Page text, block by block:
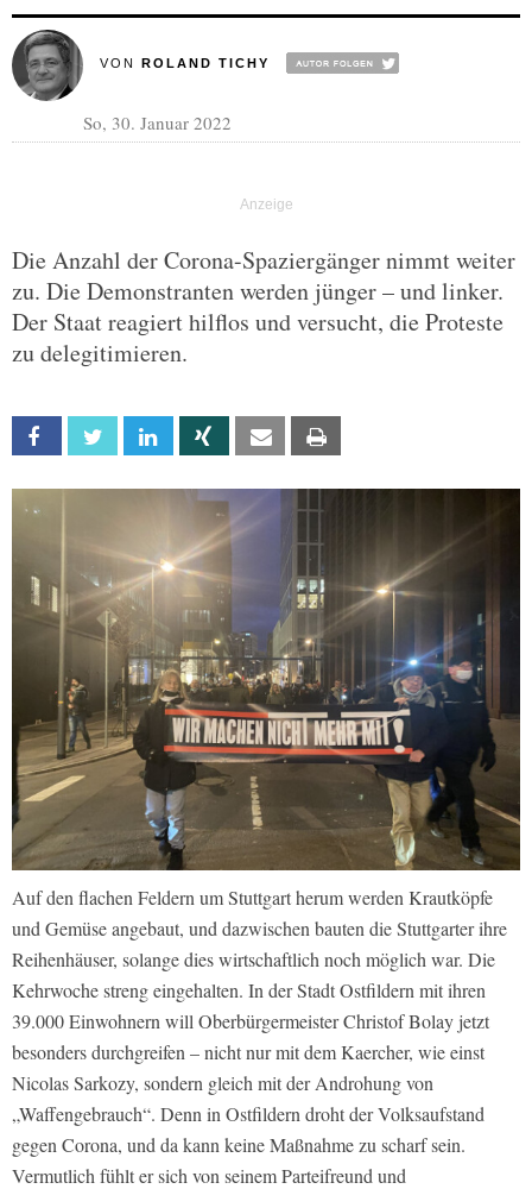
VON ROLAND TICHY
So, 30. Januar 2022
Die Anzahl der Corona-Spaziergänger nimmt weiter
zu. Die Demonstranten werden jünger – und linker.
Der Staat reagiert hilflos und versucht, die Proteste
zu delegitimieren.
Facebook Twitter Linkedin Xing Email
Auf den flachen Feldern um Stuttgart herum werden Krautköpfe
und Gemüse angebaut, und dazwischen bauten die Stuttgarter ihre
Reihenhäuser, solange dies wirtschaftlich noch möglich war. Die
Kehrwoche streng eingehalten. In der Stadt Ostfildern mit ihren
39.000 Einwohnern will Oberbürgermeister Christof Bolay jetzt
besonders durchgreifen – nicht nur mit dem Kaercher, wie einst
Nicolas Sarkozy, sondern gleich mit der Androhung von
„Waffengebrauch“. Denn in Ostfildern droht der Volksaufstand
gegen Corona, und da kann keine Maßnahme zu scharf sein.
Vermutlich fühlt er sich von seinem Parteifreund und